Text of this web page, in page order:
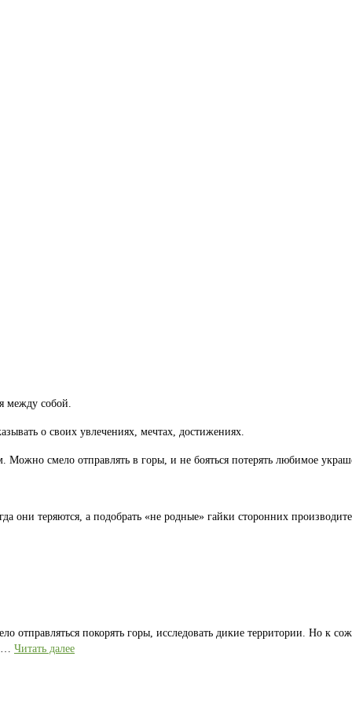
между собой.
о своих увлечениях, мечтах, достижениях.
смело отправлять в горы, и не бояться потерять любимое
они теряются, а подобрать «не родные» гайки сторонних
отправляться покорять горы, исследовать дикие территории. Но к
… Читать далее